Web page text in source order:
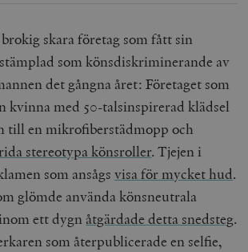
skara företag som fått sin
som könsdiskriminerande av
det gångna året: Företaget som
kvinna med 50-talsinspirerad klädsel
till en mikrofiberstädmopp och
stereotypa könsroller. Tjejen i
som ansågsvisa för mycket hud.
glömde använda könsneutrala
ett dygn åtgärdade detta snedsteg.
som återpublicerade en selfie,